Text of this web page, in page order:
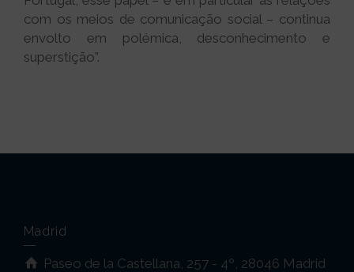
com os meios de comunicação social – continua
envolto em polémica, desconhecimento e
superstição”.
Madrid
Paseo de la Castellana, 257 - 4º, 28046 Madrid